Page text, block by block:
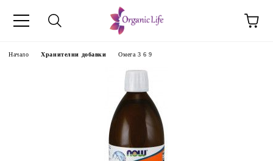
Начало Хранителни добавки Омега 3 6 9